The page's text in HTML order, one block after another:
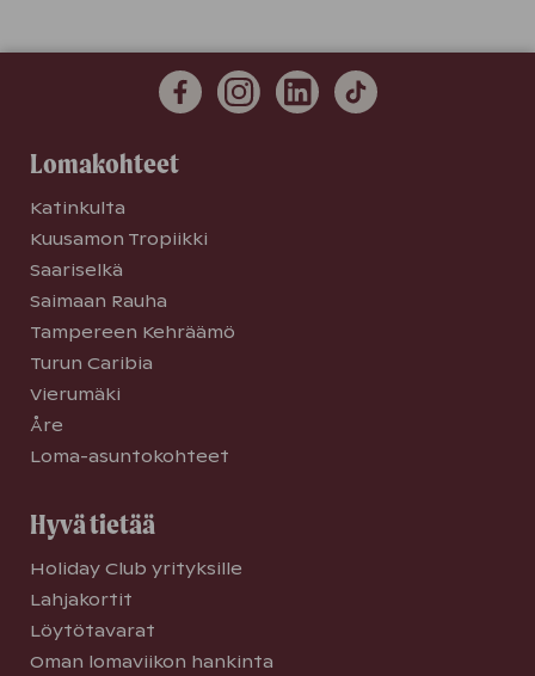
Lomakohteet
Katinkulta
Kuusamon Tropiikki
Saariselkä
Saimaan Rauha
Tampereen Kehräämö
Turun Caribia
Vierumäki
Åre
Loma-asuntokohteet
Hyvä tietää
Holiday Club yrityksille
Lahjakortit
Löytötavarat
Oman lomaviikon hankinta